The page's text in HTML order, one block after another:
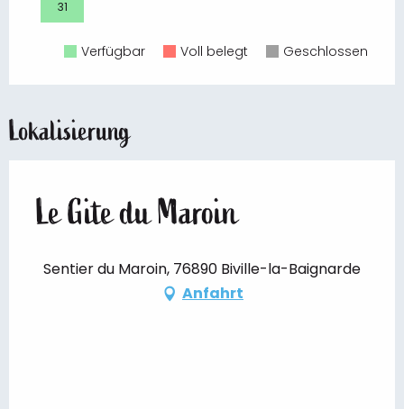
31
Verfügbar Voll belegt Geschlossen
Lokalisierung
Le Gite du Maroin
Sentier du Maroin, 76890 Biville-la-Baignarde
Anfahrt